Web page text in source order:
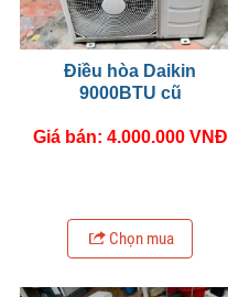
Điều hòa Daikin
9000BTU cũ
Giá bán: 4.000.000 VNĐ
Chọn mua